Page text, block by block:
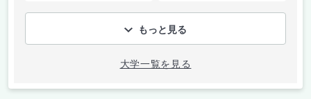
もっと見る
大学一覧を見る